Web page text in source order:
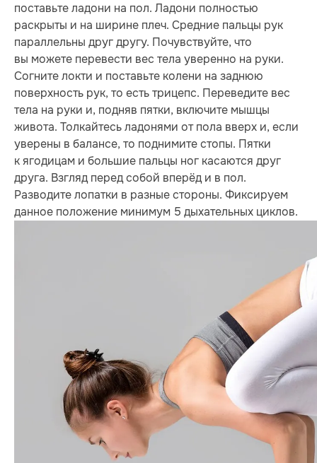
поставьте ладони на пол. Ладони полностью
раскрыты и на ширине плеч. Средние пальцы рук
параллельны друг другу. Почувствуйте, что
вы можете перевести вес тела уверенно на руки.
Согните локти и поставьте колени на заднюю
поверхность рук, то есть трицепс. Переведите вес
тела на руки и, подняв пятки, включите мышцы
живота. Толкайтесь ладонями от пола вверх и, если
уверены в балансе, то поднимите стопы. Пятки
к ягодицам и большие пальцы ног касаются друг
друга. Взгляд перед собой вперёд и в пол.
Разводите лопатки в разные стороны. Фиксируем
данное положение минимум 5 дыхательных циклов.